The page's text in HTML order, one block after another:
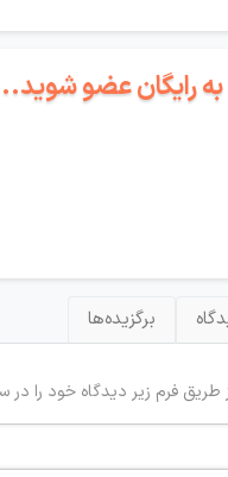
به رایگان عضو
برگزیده‌ها
طریق فرم زیر دیدگاه خود را